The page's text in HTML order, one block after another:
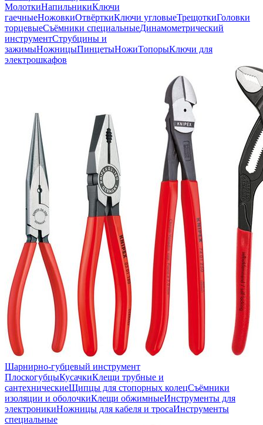
МолоткиНапильникиКлючи
гаечныеНожовкиОтвёрткиКлючи угловыеТрещоткиГоловки
торцевыеСъёмники специальныеДинамометрический
инструментСтрубцины и
зажимыНожницыПинцетыНожиТопорыКлючи для
электрошкафов
Шарнирно-губцевый инструмент
ПлоскогубцыКусачкиКлещи трубные и
сантехническиеЩипцы для стопорных колецСъёмники
изоляции и оболочкиКлещи обжимныеИнструменты для
электроникиНожницы для кабеля и тросаИнструменты
специальные